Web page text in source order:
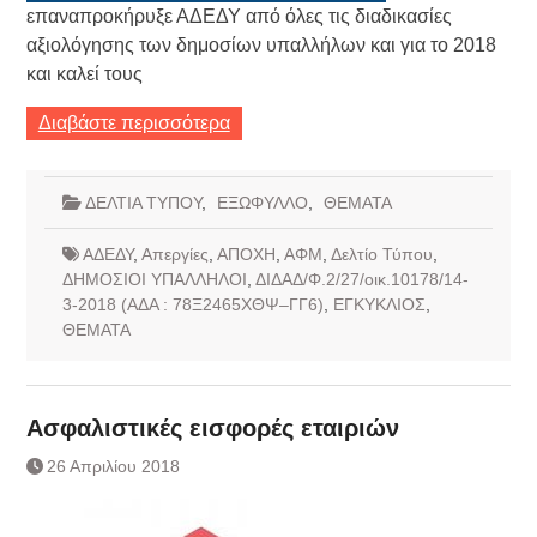
επαναπροκήρυξε ΑΔΕΔΥ από όλες τις διαδικασίες
αξιολόγησης των δημοσίων υπαλλήλων και για το 2018
και καλεί τους
Διαβάστε περισσότερα
ΔΕΛΤΙΑ ΤΥΠΟΥ, ΕΞΩΦΥΛΛΟ ΘΕΜΑΤΑ
ΑΔΕΔΥ, Απεργίες ΑΠΟΧΗ ΑΦΜ Δελτίο Τύπου
ΔΗΜΟΣΙΟΙ ΥΠΑΛΛΗΛΟΙ ΔΙΔΑΔ/Φ.2/27/οικ.10178/14-
3-2018 (ΑΔΑ : 78Ξ2465ΧΘΨ–ΓΓ6)
ΕΓΚΥΚΛΙΟΣ
ΘΕΜΑΤΑ
Ασφαλιστικές εισφορές εταιριών
26 Απριλίου 2018